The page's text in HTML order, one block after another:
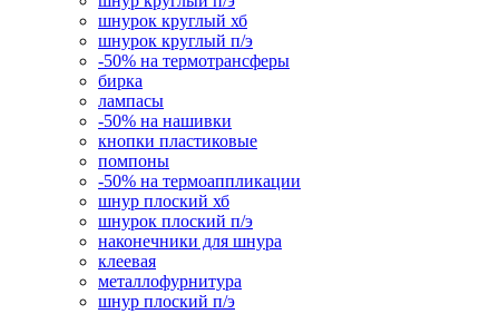
шнурок круглый хб
шнурок круглый п/э
-50% на термотрансферы
бирка
лампасы
-50% на нашивки
кнопки пластиковые
помпоны
-50% на термоаппликации
шнур плоский хб
шнурок плоский п/э
наконечники для шнура
клеевая
металлофурнитура
шнур плоский п/э